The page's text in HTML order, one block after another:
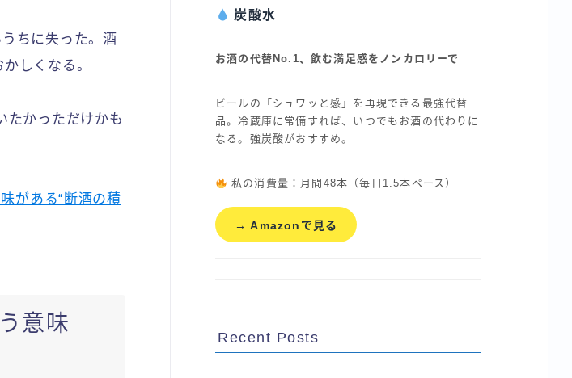
ちに失った。酒
しくなる。
たかっただけかも
がある“断酒の積
意味
炭酸水
お酒の代替No.1、飲む満足感をノンカロリーで
ビールの「シュワッと感」を再現できる最強代替
品。冷蔵庫に常備すれば、いつでもお酒の代わりに
なる。強炭酸がおすすめ。
私の消費量：月間48本（毎日1.5本ペース）
→ Amazonで見る
Recent Posts